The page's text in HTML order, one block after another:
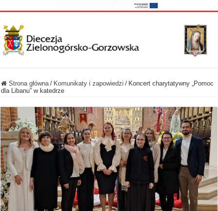
Strona główna / Komunikaty i zapowiedzi / Koncert charytatywny „Pomoc
dla Libanu” w katedrze